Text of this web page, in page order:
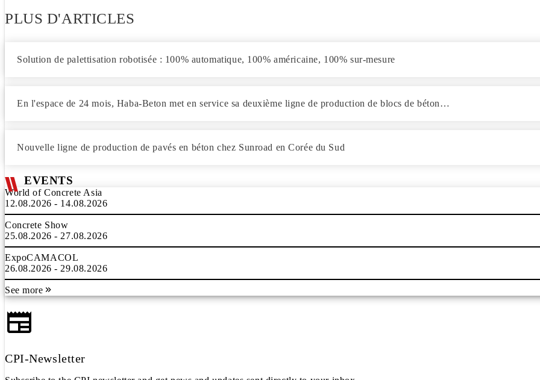
PLUS D'ARTICLES
Solution de palettisation robotisée : 100% automatique, 100% américaine, 100% sur-mesure
En l'espace de 24 mois, Haba-Beton met en service sa deuxième ligne de production de blocs de béton…
Nouvelle ligne de production de pavés en béton chez Sunroad en Corée du Sud
EVENTS
World of Concrete Asia
12.08.2026 - 14.08.2026
Concrete Show
25.08.2026 - 27.08.2026
ExpoCAMACOL
26.08.2026 - 29.08.2026
See more
CPI-Newsletter